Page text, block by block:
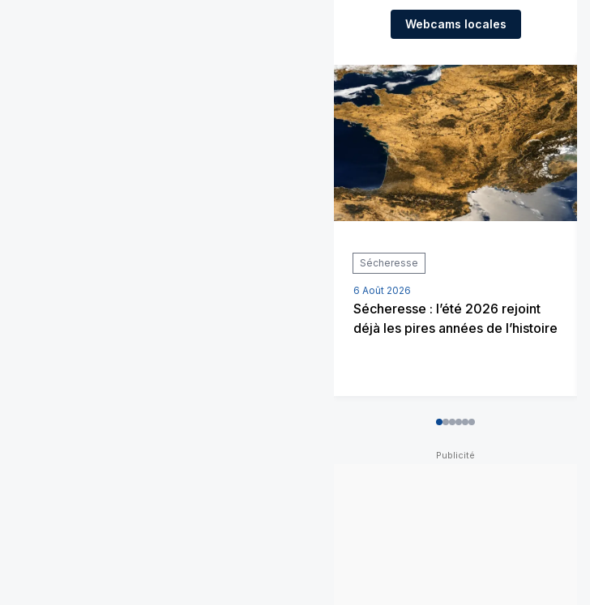
Webcams locales
Sécheresse
6 Août 2026
Sécheresse : l’été 2026 rejoint
déjà les pires années de l’histoire
012345